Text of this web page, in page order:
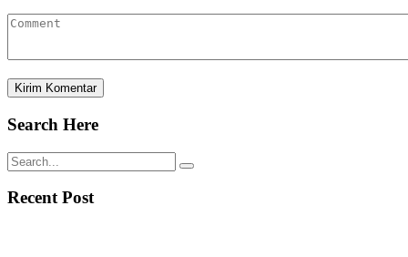
Search Here
Recent Post